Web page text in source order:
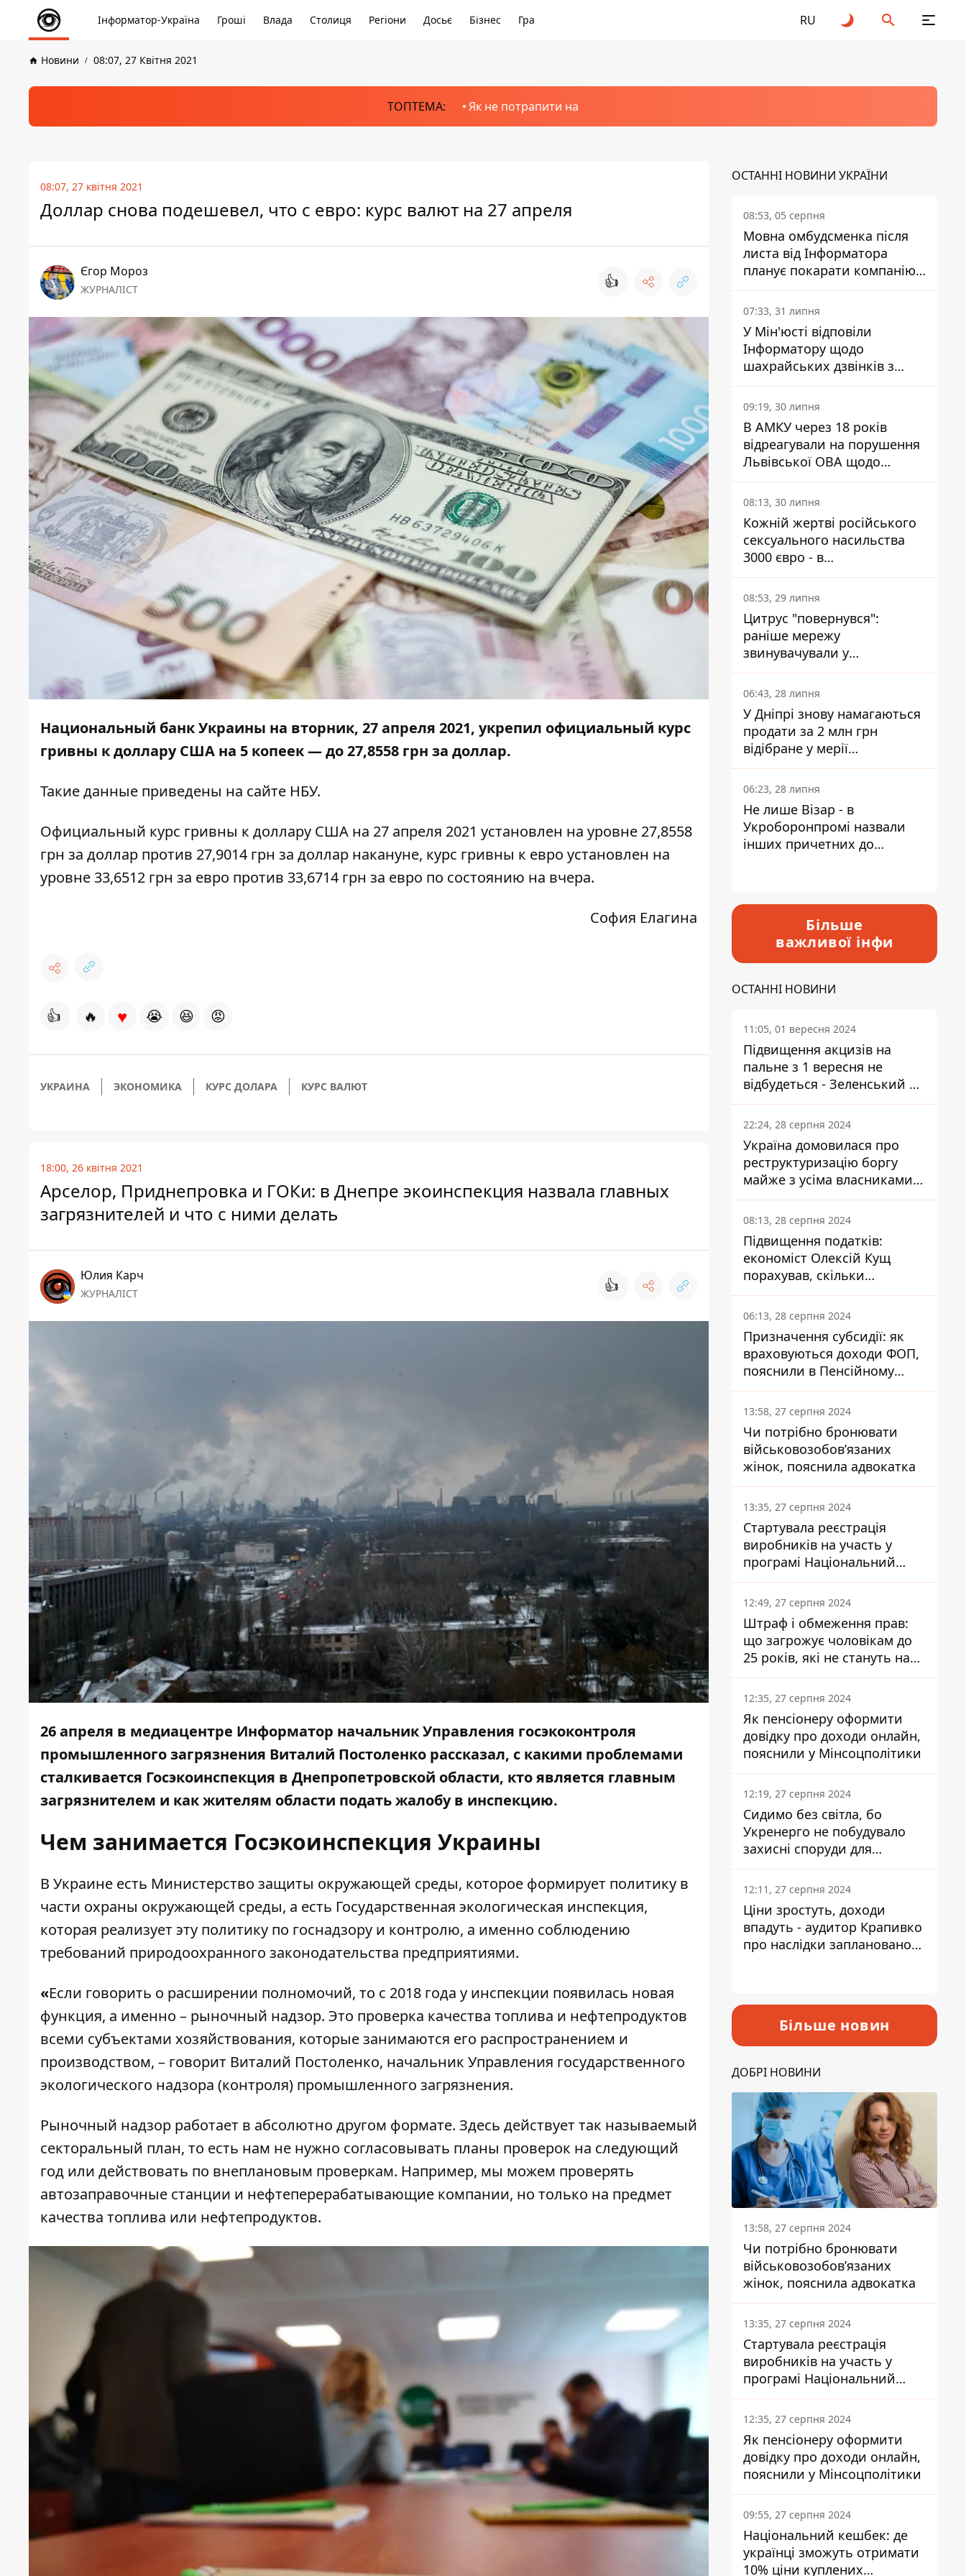
Інформатор-Україна Гроші Влада Столиця Регіони Досьє Бізнес Гра RU
Новини 08:07, 27 Квітня 2021
ТОПТЕМА: Як не потрапити на
08:07, 27 квітня 2021
Доллар снова подешевел, что с евро: курс валют на 27 апреля
Єгор Мороз
ЖУРНАЛІСТ 👍
Национальный банк Украины на вторник, 27 апреля 2021, укрепил официальный курс
гривны к доллару США на 5 копеек — до 27,8558 грн за доллар.
Такие данные приведены на сайте НБУ.
Официальный курс гривны к доллару США на 27 апреля 2021 установлен на уровне 27,8558
грн за доллар против 27,9014 грн за доллар накануне, курс гривны к евро установлен на
уровне 33,6512 грн за евро против 33,6714 грн за евро по состоянию на вчера.
София Елагина
👍 🔥 ♥ 😭 😆 😡
УКРАИНА ЭКОНОМИКА КУРС ДОЛАРА КУРС ВАЛЮТ
18:00, 26 квітня 2021
Арселор, Приднепровка и ГОКи: в Днепре экоинспекция назвала главных
загрязнителей и что с ними делать
Юлия Карч
ЖУРНАЛІСТ 👍
26 апреля в медиацентре Информатор начальник Управления госэкоконтроля
промышленного загрязнения Виталий Постоленко рассказал, с какими проблемами
сталкивается Госэкоинспекция в Днепропетровской области, кто является главным
загрязнителем и как жителям области подать жалобу в инспекцию.
Чем занимается Госэкоинспекция Украины
В Украине есть Министерство защиты окружающей среды, которое формирует политику в
части охраны окружающей среды, а есть Государственная экологическая инспекция,
которая реализует эту политику по госнадзору и контролю, а именно соблюдению
требований природоохранного законодательства предприятиями.
«Если говорить о расширении полномочий, то с 2018 года у инспекции появилась новая
функция, а именно – рыночный надзор. Это проверка качества топлива и нефтепродуктов
всеми субъектами хозяйствования, которые занимаются его распространением и
производством, – говорит Виталий Постоленко, начальник Управления государственного
экологического надзора (контроля) промышленного загрязнения.
Рыночный надзор работает в абсолютно другом формате. Здесь действует так называемый
секторальный план, то есть нам не нужно согласовывать планы проверок на следующий
год или действовать по внеплановым проверкам. Например, мы можем проверять
автозаправочные станции и нефтеперерабатывающие компании, но только на предмет
качества топлива или нефтепродуктов.
ОСТАННІ НОВИНИ УКРАЇНИ
08:53, 05 серпня
Мовна омбудсменка після
листа від Інформатора
планує покарати компанію-
підрядника ПриватБанку
07:33, 31 липня
У Мін'юсті відповіли
Інформатору щодо
шахрайських дзвінків з
камери Сумського СІЗО так,
що ніхто нічого не зрозумів
09:19, 30 липня
В АМКУ через 18 років
відреагували на порушення
Львівської ОВА щодо
харчування у закладах
освіти
08:13, 30 липня
Кожній жертві російського
сексуального насильства
3000 євро - в
Мінсоцполітики пояснили
Інформатору, звідки на це
гроші
08:53, 29 липня
Цитрус "повернувся":
раніше мережу
звинувачували у
контрабанді техніки та
ухиленні від сплати
податків
06:43, 28 липня
У Дніпрі знову намагаються
продати за 2 млн грн
відібране у мерії
приміщення Укрпошти
06:23, 28 липня
Не лише Візар - в
Укроборонпромі назвали
інших причетних до
Більше
важливої інфи
ОСТАННІ НОВИНИ
11:05, 01 вересня 2024
Підвищення акцизів на
пальне з 1 вересня не
відбудеться - Зеленський не
підписав закон
22:24, 28 серпня 2024
Україна домовилася про
реструктуризацію боргу
майже з усіма власниками
єврооблігацій: що це
означає для країни
08:13, 28 серпня 2024
Підвищення податків:
економіст Олексій Кущ
порахував, скільки
заплатить кожен українець
06:13, 28 серпня 2024
Призначення субсидії: як
враховуються доходи ФОП,
пояснили в Пенсійному
фонді
13:58, 27 серпня 2024
Чи потрібно бронювати
військовозобов’язаних
жінок, пояснила адвокатка
13:35, 27 серпня 2024
Стартувала реєстрація
виробників на участь у
програмі Національний
кешбек: як це зробити
через портал Дія
12:49, 27 серпня 2024
Штраф і обмеження прав:
що загрожує чоловікам до
25 років, які не стануть на
військовий облік
12:35, 27 серпня 2024
Як пенсіонеру оформити
довідку про доходи онлайн,
пояснили у Мінсоцполітики
12:19, 27 серпня 2024
Сидимо без світла, бо
Укренерго не побудувало
захисні споруди для
енергетики - нардеп
Кучеренко
12:11, 27 серпня 2024
Ціни зростуть, доходи
впадуть - аудитор Крапивко
про наслідки запланованого
Більше новин
ДОБРІ НОВИНИ
13:58, 27 серпня 2024
Чи потрібно бронювати
військовозобов’язаних
жінок, пояснила адвокатка
13:35, 27 серпня 2024
Стартувала реєстрація
виробників на участь у
програмі Національний
кешбек: як це зробити
через портал Дія
12:35, 27 серпня 2024
Як пенсіонеру оформити
довідку про доходи онлайн,
пояснили у Мінсоцполітики
09:55, 27 серпня 2024
Національний кешбек: де
українці зможуть отримати
10% ціни куплених